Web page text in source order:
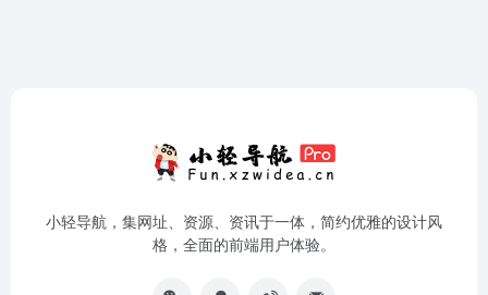
小轻导航，集网址、资源、资讯于一体，简约优雅的设计风
格，全面的前端用户体验。